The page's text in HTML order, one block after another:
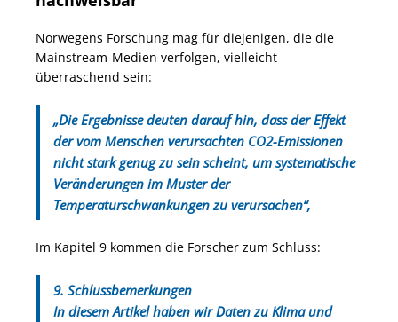
Norwegens Forschung mag für diejenigen, die die
Mainstream-Medien verfolgen, vielleicht
überraschend sein:
„Die Ergebnisse deuten darauf hin, dass der Effekt
der vom Menschen verursachten CO2-Emissionen
nicht stark genug zu sein scheint, um systematische
Veränderungen im Muster der
Temperaturschwankungen zu verursachen“,
Im Kapitel 9 kommen die Forscher zum Schluss:
9. Schlussbemerkungen
In diesem Artikel haben wir Daten zu Klima und